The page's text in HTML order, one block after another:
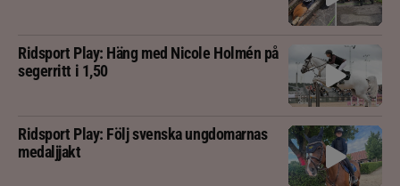
Ridsport Play: Häng med Nicole Holmén på
segerritt i 1,50
Ridsport Play: Följ svenska ungdomarnas
medaljjakt